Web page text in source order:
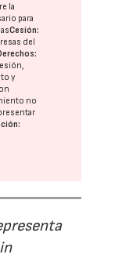
la
para
Cesión:
del
y
no